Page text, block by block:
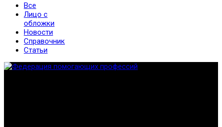
Все
Лицо с
обложки
Новости
Справочник
Статьи